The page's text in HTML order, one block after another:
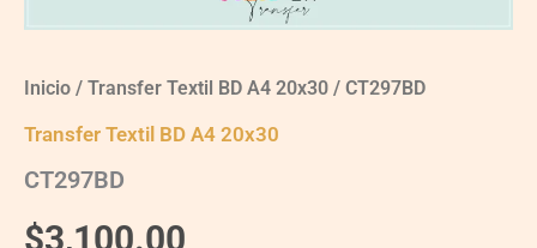
Inicio / Transfer Textil BD A4 20x30 / CT297BD
Transfer Textil BD A4 20x30
CT297BD
$3,100.00